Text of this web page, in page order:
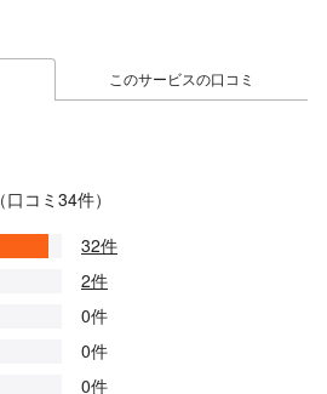
このサービスの口コミ
（口コミ34件）
32件
2件
0件
0件
0件